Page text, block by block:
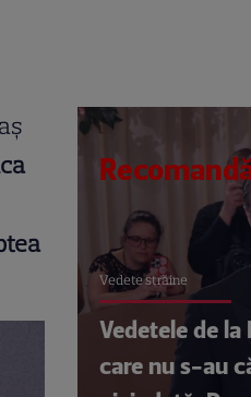
Vedete străine
Vedetele de
care nu s-au